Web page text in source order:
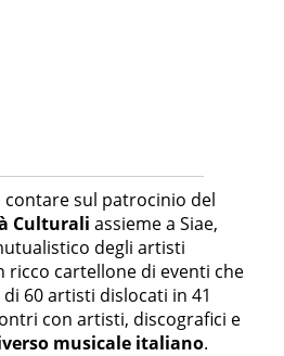
contare sul patrocinio del
Culturali assieme a Siae,
degli artisti
ricco cartellone di eventi che
60 artisti dislocati in 41
con artisti, discografici e
musicale italiano.